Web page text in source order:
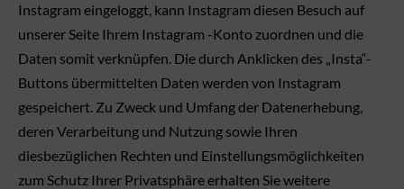
Instagram eingeloggt, kann Instagram diesen Besuch auf
unserer Seite Ihrem Instagram -Konto zuordnen und die
Daten somit verknüpfen. Die durch Anklicken des „Insta“-
Buttons übermittelten Daten werden von Instagram
gespeichert. Zu Zweck und Umfang der Datenerhebung,
deren Verarbeitung und Nutzung sowie Ihren
diesbezüglichen Rechten und Einstellungsmöglichkeiten
zum Schutz Ihrer Privatsphäre erhalten Sie weitere